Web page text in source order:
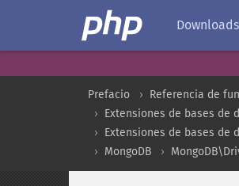
Downloads
Prefacio
Referencia de
Extensiones de bases de
Extensiones de bases de
MongoDB